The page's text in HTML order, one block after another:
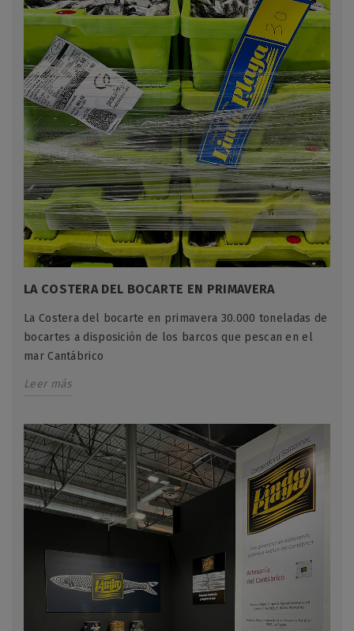
LA COSTERA DEL BOCARTE EN PRIMAVERA
La Costera del bocarte en primavera 30.000 toneladas de
bocartes a disposición de los barcos que pescan en el
mar Cantábrico
Leer más